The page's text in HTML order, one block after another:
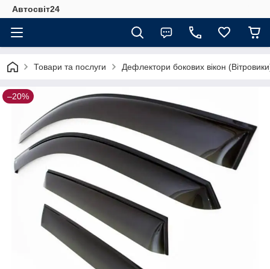
Автосвіт24
Товари та послуги Дефлектори бокових вікон
–20%